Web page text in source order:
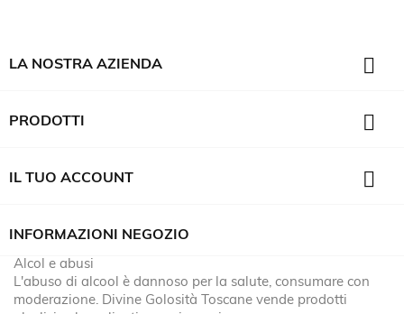
LA NOSTRA AZIENDA 
PRODOTTI 
IL TUO ACCOUNT 
INFORMAZIONI NEGOZIO
Alcol e abusi
L'abuso di alcool è dannoso per la salute, consumare con
moderazione. Divine Golosità Toscane vende prodotti